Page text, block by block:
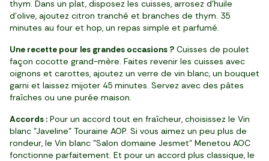
thym. Dans un plat, disposez les cuisses, arrosez d’huile
d’olive, ajoutez citron tranché et branches de thym. 35
minutes au four et hop, un repas simple et parfumé.
Une recette pour les grandes occasions ? Cuisses de poulet
façon cocotte grand-mère. Faites revenir les cuisses avec
oignons et carottes, ajoutez un verre de vin blanc, un bouquet
garni et laissez mijoter 45 minutes. Servez avec des pâtes
fraîches ou une purée maison.
Accords : Pour un accord tout en fraîcheur, choisissez le Vin
blanc "Javeline" Touraine AOP. Si vous aimez un peu plus de
rondeur, le Vin blanc "Salon domaine Jesmet" Menetou AOC
fonctionne parfaitement. Et pour un accord plus classique, le